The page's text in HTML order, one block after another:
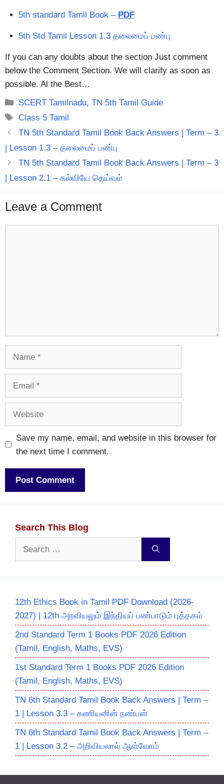
5th standard Tamil Book – PDF
5th Std Tamil Lesson 1.3 தலைமைப் பண்பு
If you can any doubts about the section Just comment
below the Comment Section. We will clarify as soon as
possible. Al the Best…
Categories
SCERT Tamilnadu,TN 5th Tamil Guide
Tags
Class 5 Tamil
TN 5th Standard Tamil Book Back Answers | Term – 3
| Lesson 1.3 – தலைமைப் பண்பு
TN 5th Standard Tamil Book Back Answers | Term – 3
| Lesson 2.1 – கல்வியே தெய்வம்
Leave a Comment
Save my name, email, and website in this browser for
the next time I comment.
Search This Blog
Search
12th Ethics Book in Tamil PDF Download (2026-
2027) | 12th அறவியலும் இந்தியப் பண்பாடும் புத்தகம்
2nd Standard Term 1 Books PDF 2026 Edition
(Tamil, English, Maths, EVS)
1st Standard Term 1 Books PDF 2026 Edition
(Tamil, English, Maths, EVS)
TN 6th Standard Tamil Book Back Answers | Term –
1 | Lesson 3.3 – கணியனின் நண்பன்
TN 6th Standard Tamil Book Back Answers | Term –
1 | Lesson 3.2 – அறிவியலால் ஆள்வோம்